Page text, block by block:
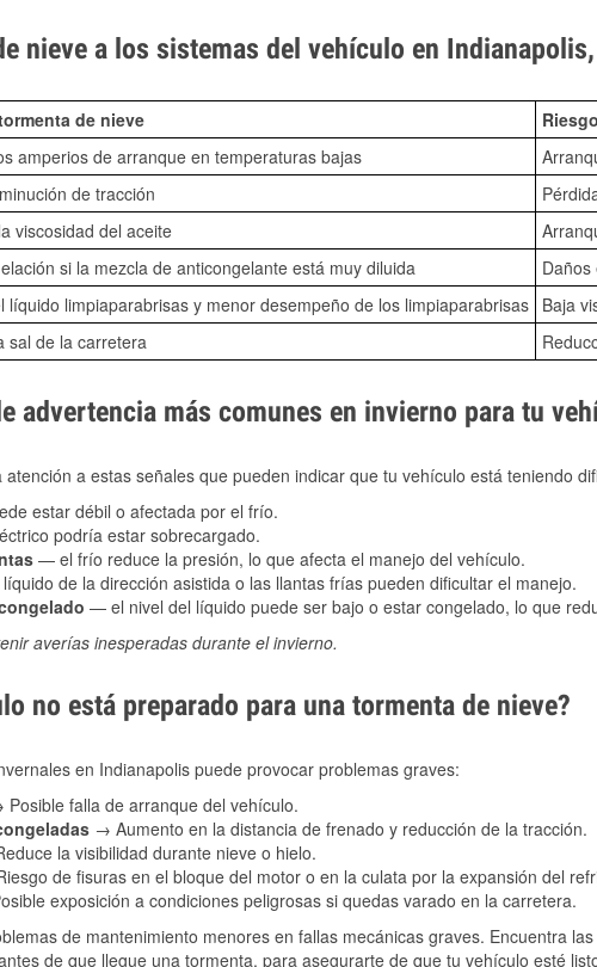
nieve a los sistemas del vehículo en
de nieve
amperios de arranque en temperaturas bajas
de tracción
viscosidad del aceite
si la mezcla de anticongelante está muy diluida
líquido limpiaparabrisas y menor desempeño de los limpiaparabrisas Baja
sal de la carretera
advertencia más comunes en invierno para tu
a estas señales que pueden indicar que tu vehículo está teniendo
estar débil o afectada por el frío.
podría estar sobrecargado.
— el frío reduce la presión, lo que afecta el manejo del vehículo.
de la dirección asistida o las llantas frías pueden dificultar el manejo.
— el nivel del líquido puede ser bajo o estar congelado, lo que
averías inesperadas durante el invierno.
no está preparado para una tormenta de nieve?
en Indianapolis puede provocar problemas graves:
Posible falla de arranque del vehículo.
→ Aumento en la distancia de frenado y reducción de la tracción.
la visibilidad durante nieve o hielo.
de fisuras en el bloque del motor o en la culata por la expansión del
exposición a condiciones peligrosas si quedas varado en la carretera.
de mantenimiento menores en fallas mecánicas graves. Encuentra
de que llegue una tormenta, para asegurarte de que tu vehículo esté